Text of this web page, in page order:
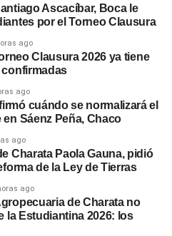
Ascacíbar, Boca le
por el Torneo Clausura
ago
Clausura 2026 ya tiene
ago
cuándo se normalizará el
Sáenz Peña, Chaco
ago
Charata Paola Gauna, pidió
de la Ley de Tierras
ago
de Charata no
la Estudiantina 2026: los